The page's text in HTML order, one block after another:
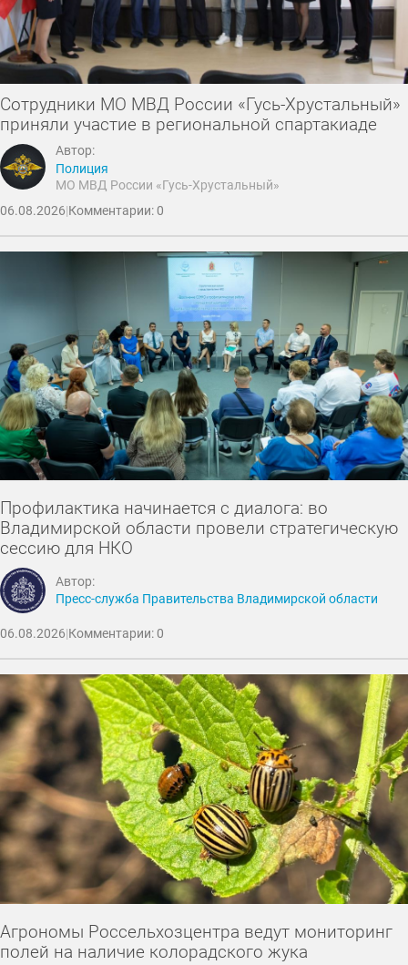
Сотрудники МО МВД России «Гусь-Хрустальный»
приняли участие в региональной спартакиаде
Автор:
Полиция
МО МВД России «Гусь-Хрустальный»
06.08.2026|Комментарии: 0
Профилактика начинается с диалога: во
Владимирской области провели стратегическую
сессию для НКО
Автор:
Пресс-служба Правительства Владимирской области
06.08.2026|Комментарии: 0
Агрономы Россельхозцентра ведут мониторинг
полей на наличие колорадского жука